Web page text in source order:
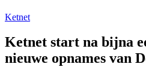
Ketnet
Ketnet start na bijna
nieuwe opnames van